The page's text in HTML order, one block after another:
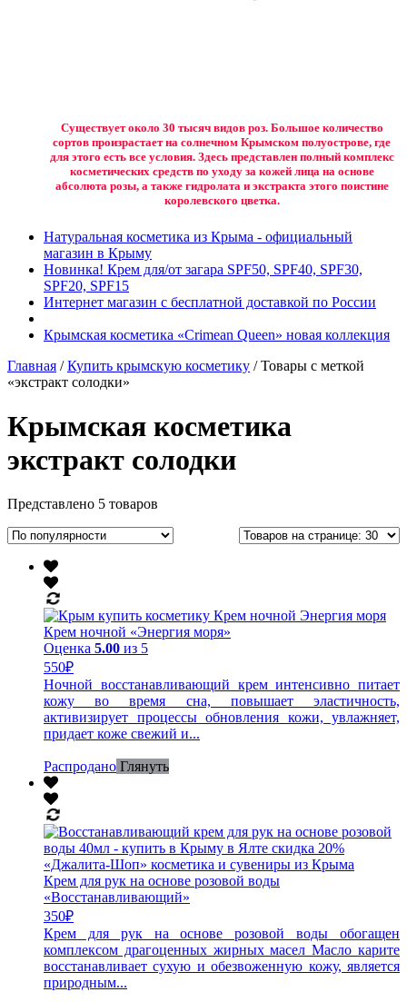
Существует около 30 тысяч видов роз. Большое количество
сортов произрастает на солнечном Крымском полуострове, где
для этого есть все условия. Здесь представлен полный комплекс
косметических средств по уходу за кожей лица на основе
абсолюта розы, а также гидролата и экстракта этого поистине
королевского цветка.
Натуральная косметика из Крыма - официальный
магазин в Крыму
Новинка! Крем для/от загара SPF50, SPF40, SPF30,
SPF20, SPF15
Интернет магазин с бесплатной доставкой по России
Крымская косметика «Crimean Queen» новая коллекция
Главная /Купить крымскую косметику / Товары с меткой
«экстракт солодки»
Крымская косметика
экстракт солодки
Представлено 5 товаров
Крем ночной «Энергия моря»
Оценка 5.00 из 5
550₽
Ночной восстанавливающий крем интенсивно питает
кожу во время сна, повышает эластичность,
активизирует процессы обновления кожи, увлажняет,
придает коже свежий и...
Распродано Глянуть
Крем для рук на основе розовой воды
«Восстанавливающий»
350₽
Крем для рук на основе розовой воды обогащен
комплексом драгоценных жирных масел Масло карите
восстанавливает сухую и обезвоженную кожу, является
природным...